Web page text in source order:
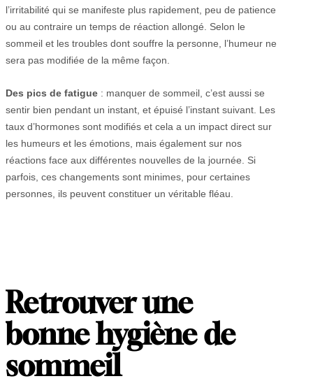
l’irritabilité qui se manifeste plus rapidement, peu de patience
ou au contraire un temps de réaction allongé. Selon le
sommeil et les troubles dont souffre la personne, l’humeur ne
sera pas modifiée de la même façon.
Des pics de fatigue : manquer de sommeil, c’est aussi se
sentir bien pendant un instant, et épuisé l’instant suivant. Les
taux d’hormones sont modifiés et cela a un impact direct sur
les humeurs et les émotions, mais également sur nos
réactions face aux différentes nouvelles de la journée. Si
parfois, ces changements sont minimes, pour certaines
personnes, ils peuvent constituer un véritable fléau.
Retrouver une
bonne hygiène de
sommeil